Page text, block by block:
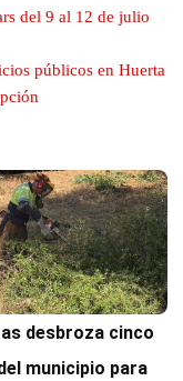
del 9 al 12 de julio
públicos en Huerta
desbroza cinco
municipio para